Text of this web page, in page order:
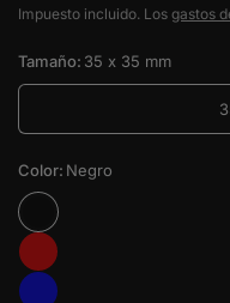
Impuesto incluido. Los gastos
Tamaño: 35 x 35 mm
Color: Negro